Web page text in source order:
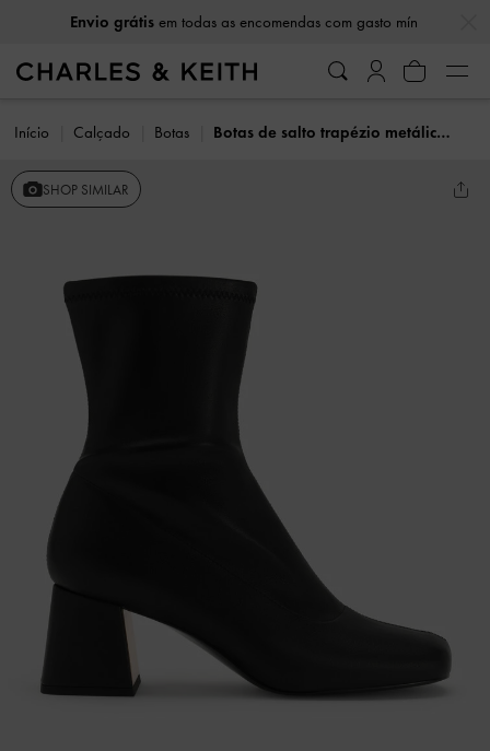
Envio grátisem todas as encomendas com gasto mín
Início Calçado Botas Botas de salto trapézio metálicas Jully
SHOP SIMILAR